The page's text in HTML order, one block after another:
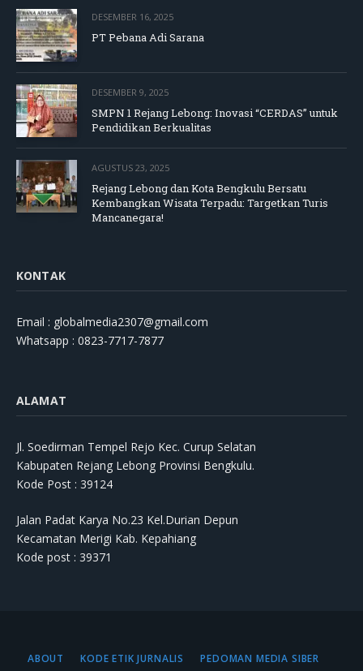
DESEMBER 16, 2025
PT Pebana Adi Sarana
DESEMBER 9, 2025
SMPN 1 Rejang Lebong: Inovasi “CERDAS” untuk
Pendidikan Berkualitas
AGUSTUS 23, 2025
Rejang Lebong dan Kota Bengkulu Bersatu
Kembangkan Wisata Terpadu: Targetkan Turis
Mancanegara!
KONTAK
Email : globalmedia2307@gmail.com
Whatsapp : 0823-7717-7877
ALAMAT
Jl. Soedirman Tempel Rejo Kec. Curup Selatan
Kabupaten Rejang Lebong Provinsi Bengkulu.
Kode Post : 39124
Jalan Padat Karya No.23 Kel.Durian Depun
Kecamatan Merigi Kab. Kepahiang
Kode post : 39371
ABOUT KODE ETIK JURNALIS PEDOMAN MEDIA SIBER